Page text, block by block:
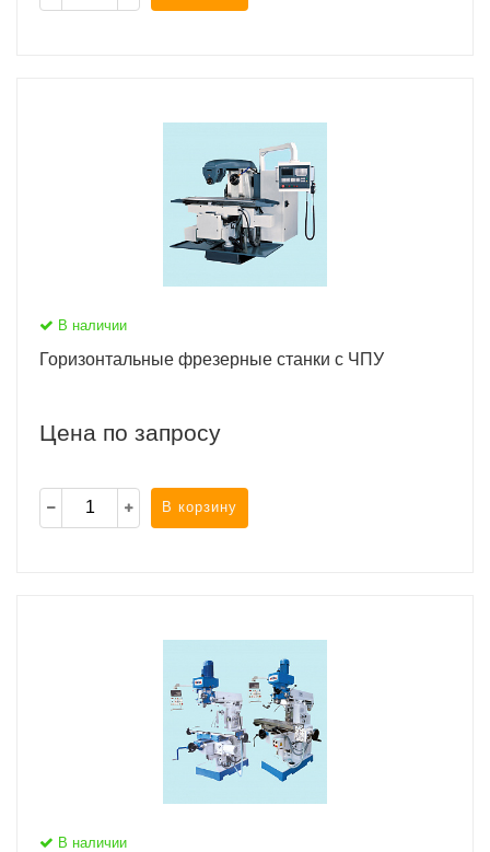
В наличии
Горизонтальные фрезерные станки с ЧПУ
Цена по запросу
В корзину
В наличии